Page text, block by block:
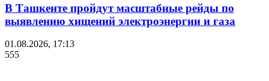
В Ташкенте пройдут масштабные рейды по
выявлению хищений электроэнергии и газа
01.08.2026, 17:13
555